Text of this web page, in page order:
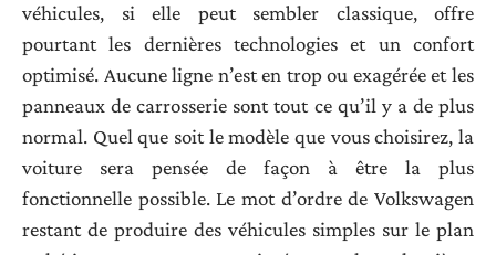
véhicules, si elle peut sembler classique, offre
pourtant les dernières technologies et un confort
optimisé. Aucune ligne n’est en trop ou exagérée et les
panneaux de carrosserie sont tout ce qu’il y a de plus
normal. Quel que soit le modèle que vous choisirez, la
voiture sera pensée de façon à être la plus
fonctionnelle possible. Le mot d’ordre de Volkswagen
restant de produire des véhicules simples sur le plan